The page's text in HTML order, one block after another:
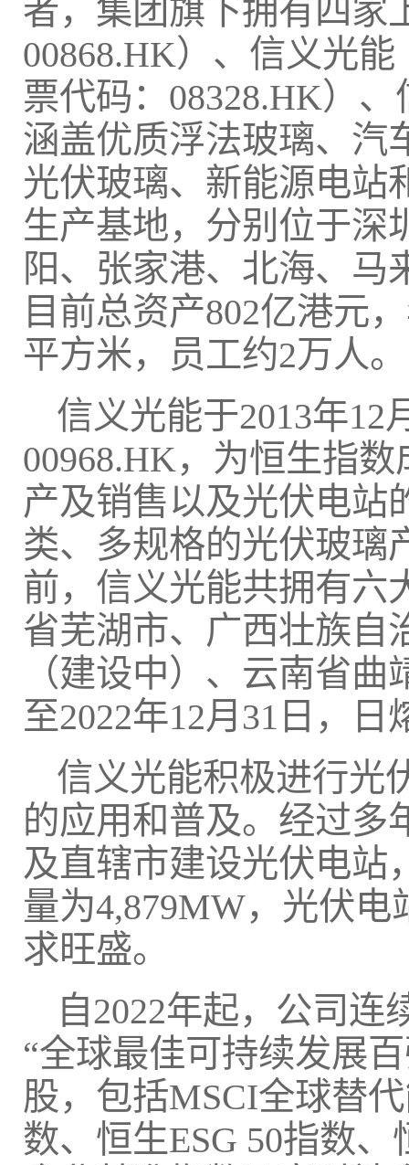
者，集团旗下拥有四家
00868.HK）、信义光
票代码：08328.HK）
涵盖优质浮法玻璃、汽
光伏玻璃、新能源电站
生产基地，分别位于深
阳、张家港、北海、马
目前总资产802亿港元
平方米，员工约2万人。
信义光能于2013年12
00968.HK，为恒生指
产及销售以及光伏电站
类、多规格的光伏玻璃
前，信义光能共拥有六
省芜湖市、广西壮族自
（建设中）、云南省
至2022年12月31日，日
信义光能积极进行光
的应用和普及。经过多
及直辖市建设光伏电站
量为4,879MW，光伏
求旺盛。
自2022年起，公司连
“全球最佳可持续发展
股，包括MSCI全球替
数、恒生ESG 50指数